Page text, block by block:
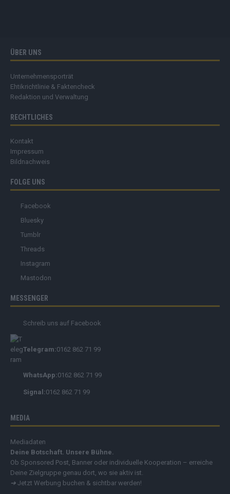
ÜBER UNS
Unternehmensporträt
Ehtikrichtlinie & Faktencheck
Redaktion und Verwaltung
RECHTLICHES
Kontakt
Impressum
Bildnachweis
FOLGE UNS
Facebook
Bluesky
Tumblr
Threads
Instagram
Mastodon
MESSENGER
Schreib uns auf Facebook
Telegram:0162 862 71 99
WhatsApp:0162 862 71 99
Signal:0162 862 71 99
MEDIA
Mediadaten
Deine Botschaft. Unsere Bühne.
Ob Sponsored Post, Banner oder individuelle Kooperation – erreiche
Deine Zielgruppe genau dort, wo sie aktiv ist.
➔ Jetzt Werbung buchen & sichtbar werden!